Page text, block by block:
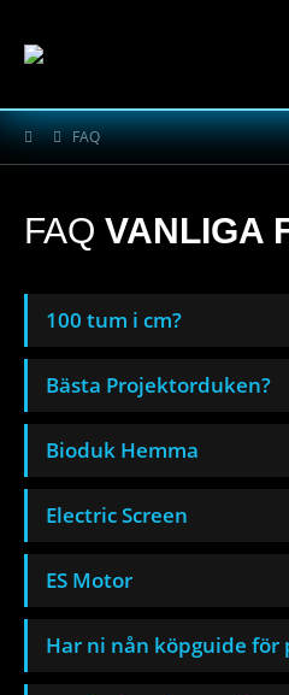
FAQ
FAQ VANLIGA
100 tum i cm?
Bästa Projektorduken?
Bioduk Hemma
Electric Screen
ES Motor
Har ni nån köpguide